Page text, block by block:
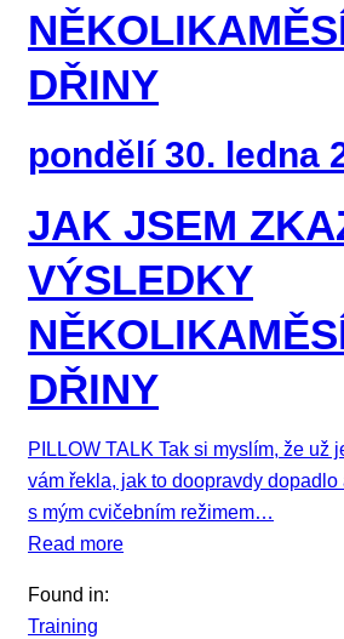
DŘINY
pondělí 30. ledna
JAK JSEM
VÝSLEDKY
DŘINY
PILLOW TALK Tak si myslím, že už
vám řekla, jak to doopravdy
s mým cvičebním režimem…
Read more
Found in:
Training